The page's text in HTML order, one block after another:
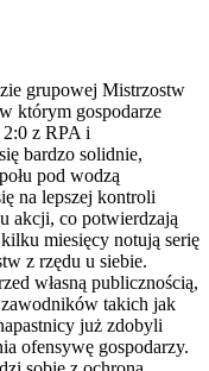
grupowej Mistrzostw
którym gospodarze
z RPA i
bardzo solidnie,
pod wodzą
na lepszej kontroli
akcji, co potwierdzają
miesięcy notują serię
z rzędu u siebie.
własną publicznością,
takich jak
już zdobyli
ofensywę gospodarzy.